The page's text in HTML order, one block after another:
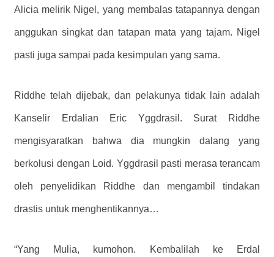
Alicia melirik Nigel, yang membalas tatapannya dengan
anggukan singkat dan tatapan mata yang tajam. Nigel
pasti juga sampai pada kesimpulan yang sama.
Riddhe telah dijebak, dan pelakunya tidak lain adalah
Kanselir Erdalian Eric Yggdrasil. Surat Riddhe
mengisyaratkan bahwa dia mungkin dalang yang
berkolusi dengan Loid. Yggdrasil pasti merasa terancam
oleh penyelidikan Riddhe dan mengambil tindakan
drastis untuk menghentikannya…
“Yang Mulia, kumohon. Kembalilah ke Erdal